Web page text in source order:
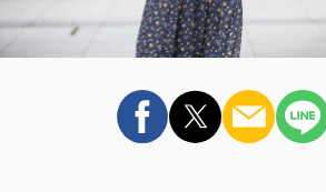
新卒採用マイページ
インターンシップマイペ